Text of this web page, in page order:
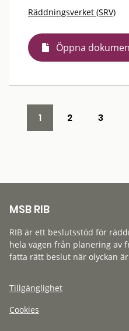
Räddningsverket (SRV)
Öppna
1 2 3
MSB RIB
RIB är ett beslutsstöd för
hela vägen från planering av
fatta rätt beslut när olyckan
Tillgänglighet
Cookies